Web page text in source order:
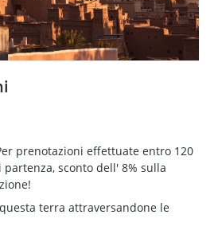
prenotazioni effettuate entro 120
sconto dell' 8% sulla
terra attraversandone le